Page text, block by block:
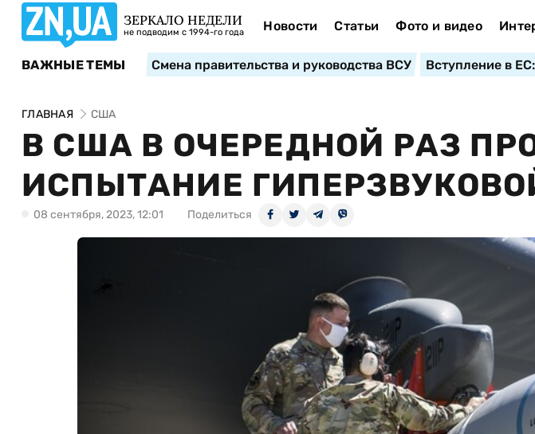
ЗЕРКАЛО НЕДЕЛИ
не подводим с 1994-го года Новости Статьи Фото и видео
ВАЖНЫЕ ТЕМЫ Смена правительства и руководства ВСУ Вступление в
ГЛАВНАЯ США
В США В ОЧЕРЕДНОЙ РАЗ
ИСПЫТАНИЕ
08 сентября, 2023, 12:01 Поделиться